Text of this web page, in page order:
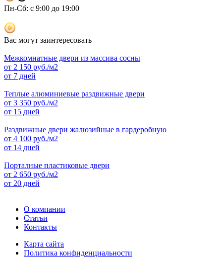
Пн-Сб: с 9:00 до 19:00
Вас могут заинтересовать
Межкомнатные двери из массива сосны
от 2 150 руб./м2
от 7 дней
Теплые алюминиевые раздвижные двери
от 3 350 руб./м2
от 15 дней
Раздвижные двери жалюзийные в гардеробную
от 4 100 руб./м2
от 14 дней
Порталные пластиковые двери
от 2 650 руб./м2
от 20 дней
О компании
Статьи
Контакты
Карта сайта
Политика конфиденциальности